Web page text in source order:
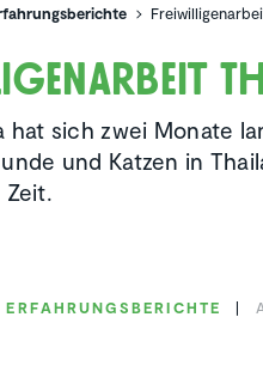
hat sich zwei Monate
und Katzen in
ERFAH­RUNGS­BE­RICHTE